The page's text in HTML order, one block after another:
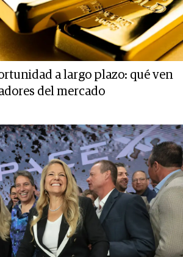
a largo plazo: qué ven
del mercado